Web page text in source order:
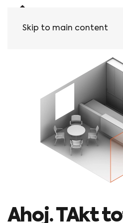
Skip to main content
Ahoj. TAkt